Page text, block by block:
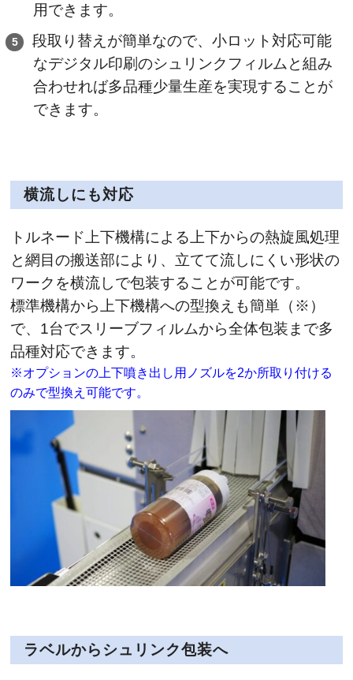
用できます。
段取り替えが簡単なので、小ロット対応可能
なデジタル印刷のシュリンクフィルムと組み
合わせれば多品種少量生産を実現することが
できます。
横流しにも対応
トルネード上下機構による上下からの熱旋風処理
と網目の搬送部により、立てて流しにくい形状の
ワークを横流しで包装することが可能です。
標準機構から上下機構への型換えも簡単（※）
で、1台でスリーブフィルムから全体包装まで多
品種対応できます。
※オプションの上下噴き出し用ノズルを2か所取り付ける
のみで型換え可能です。
ラベルからシュリンク包装へ